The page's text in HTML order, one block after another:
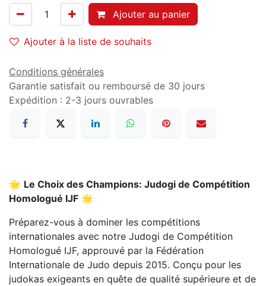
Ajouter au panier
Ajouter à la liste de souhaits
Conditions générales
Garantie satisfait ou remboursé de 30 jours
Expédition : 2-3 jours ouvrables
🌟 Le Choix des Champions: Judogi de Compétition
Homologué IJF 🌟
Préparez-vous à dominer les compétitions
internationales avec notre Judogi de Compétition
Homologué IJF, approuvé par la Fédération
Internationale de Judo depuis 2015. Conçu pour les
judokas exigeants en quête de qualité supérieure et de